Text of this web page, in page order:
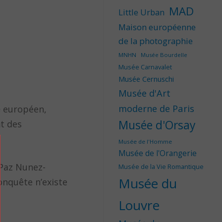
des
Nunez-
n’existe
Little Urban MAD
Maison européenne
de la photographie
MNHN Musée Bourdelle
Musée Carnavalet
Musée Cernuschi
Musée d'Art
moderne de Paris
Musée d'Orsay
Musée de l'Homme
Musée de l'Orangerie
Musée de la Vie Romantique
Musée du
Louvre